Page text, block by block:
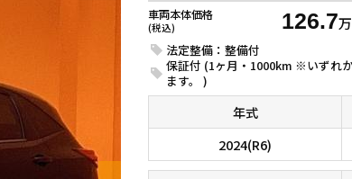
車両本体価格
(税込) 126.7
法定整備：整備付
保証付 (1ヶ月・1000km ※いずれ
ます。 )
年式
2024(R6)